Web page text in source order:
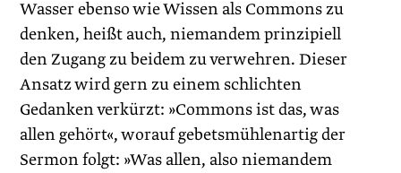
Wasser ebenso wie Wissen als Commons zu
denken, heißt auch, niemandem prinzipiell
den Zugang zu beidem zu verwehren. Dieser
Ansatz wird gern zu einem schlichten
Gedanken verkürzt: »Commons ist das, was
allen gehört«, worauf gebetsmühlenartig der
Sermon folgt: »Was allen, also niemandem